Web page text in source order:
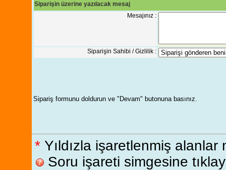
Siparişin üzerine yazılacak mesaj
Mesajınız :
Siparişin Sahibi / Gizlilik :
Sipariş formunu doldurun ve "Devam" butonuna basınız.
* Yıldızla işaretlenmiş alanlar
Soru işareti simgesine